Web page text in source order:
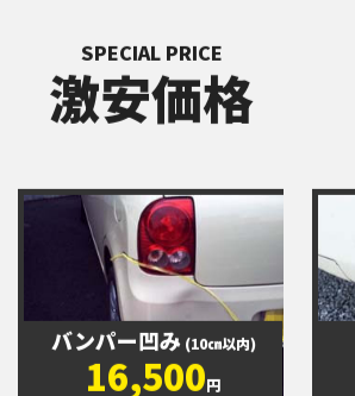
SPECIAL PRICE
激安価格
バンパー凹み (10㎝以内)
16,500円